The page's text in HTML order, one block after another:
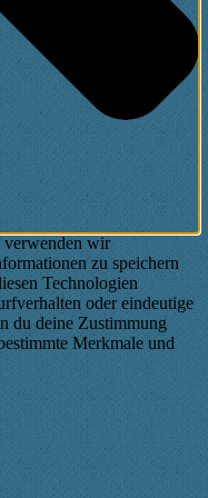
verwenden wir
zu speichern
Technologien
oder eindeutige
du deine Zustimmung
Merkmale und